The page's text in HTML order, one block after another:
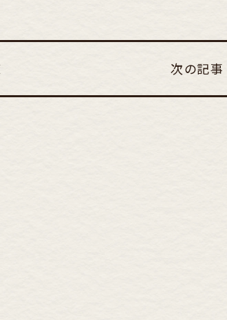
次の記事